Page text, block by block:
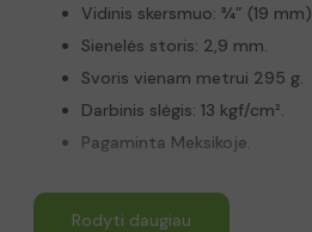
Vidinis skersmuo: ¾” (19 mm).
Sienelės storis: 2,9 mm.
Svoris vienam metrui 295 g.
Darbinis slėgis: 13 kgf/cm².
Pagaminta Meksikoje.
Rodyti daugiau